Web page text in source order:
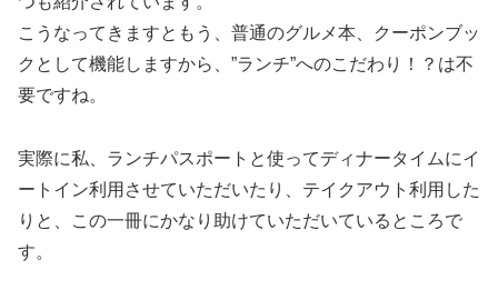
こうなってきますともう、普通のグルメ本、クーポンブッ
クとして機能しますから、”ランチ”へのこだわり！？は不
要ですね。
実際に私、ランチパスポートと使ってディナータイムにイ
ートイン利用させていただいたり、テイクアウト利用した
りと、この一冊にかなり助けていただいているところで
す。